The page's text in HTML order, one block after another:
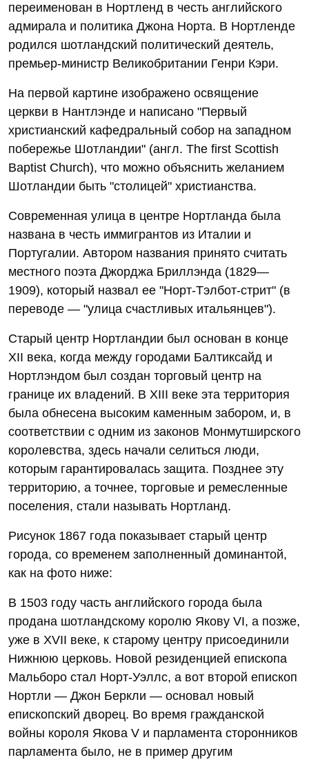
переименован в Нортленд в честь английского
адмирала и политика Джона Норта. В Нортленде
родился шотландский политический деятель,
премьер-министр Великобритании Генри Кэри.
На первой картине изображено освящение
церкви в Нантлэнде и написано "Первый
христианский кафедральный собор на западном
побережье Шотландии" (англ. The first Scottish
Baptist Church), что можно объяснить желанием
Шотландии быть "столицей" христианства.
Современная улица в центре Нортланда была
названа в честь иммигрантов из Италии и
Португалии. Автором названия принято считать
местного поэта Джорджа Бриллэнда (1829—
1909), который назвал ее "Норт-Тэлбот-стрит" (в
переводе — "улица счастливых итальянцев").
Старый центр Нортландии был основан в конце
XII века, когда между городами Балтиксайд и
Нортлэндом был создан торговый центр на
границе их владений. В XIII веке эта территория
была обнесена высоким каменным забором, и, в
соответствии с одним из законов Монмутширского
королевства, здесь начали селиться люди,
которым гарантировалась защита. Позднее эту
территорию, а точнее, торговые и ремесленные
поселения, стали называть Нортланд.
Рисунок 1867 года показывает старый центр
города, со временем заполненный доминантой,
как на фото ниже:
В 1503 году часть английского города была
продана шотландскому королю Якову VI, а позже,
уже в XVII веке, к старому центру присоединили
Нижнюю церковь. Новой резиденцией епископа
Мальборо стал Норт-Уэллс, а вот второй епископ
Нортли — Джон Беркли — основал новый
епископский дворец. Во время гражданской
войны короля Якова V и парламента сторонников
парламента было, не в пример другим